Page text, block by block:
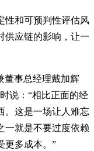
性和可预判性评估风
供应链的影响，让一
董事总经理戴加辉
说：“相比正面的经
。这是一场让人难忘
就是不要过度依赖
更多成本。”